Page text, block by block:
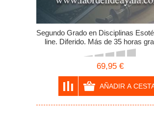
Segundo Grado en Disciplinas
line. Diferido. Más de 35 horas
69,95 €